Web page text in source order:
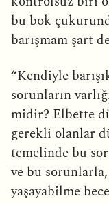
bu bok
barışmam şart
“Kendiyle
sorunların
midir? Elbette
gerekli olanlar
temelinde bu
ve bu
yaşayabilme